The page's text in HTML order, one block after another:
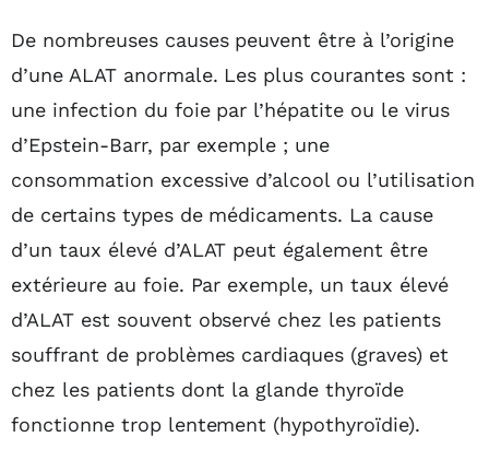
De nombreuses causes peuvent être à l’origine
d’une ALAT anormale. Les plus courantes sont :
une infection du foie par l’hépatite ou le virus
d’Epstein-Barr, par exemple ; une
consommation excessive d’alcool ou l’utilisation
de certains types de médicaments. La cause
d’un taux élevé d’ALAT peut également être
extérieure au foie. Par exemple, un taux élevé
d’ALAT est souvent observé chez les patients
souffrant de problèmes cardiaques (graves) et
chez les patients dont la glande thyroïde
fonctionne trop lentement (hypothyroïdie).